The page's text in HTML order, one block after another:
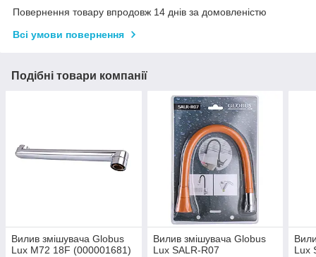
Повернення товару впродовж 14 днів за домовленістю
Всі умови повернення
Подібні товари компанії
Вилив змішувача Globus
Lux M72 18F (000001681)
Вилив змішувача Globus
Lux SALR-R07
Lux